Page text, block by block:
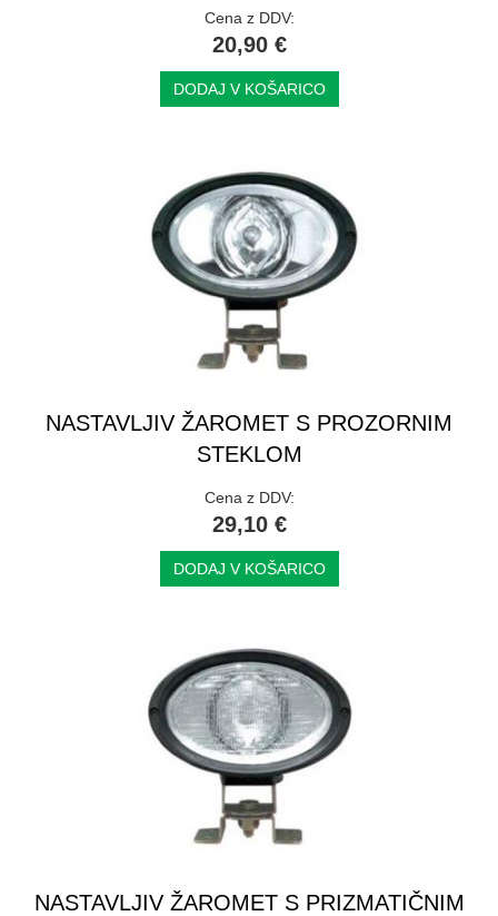
Cena z DDV:
20,90 €
DODAJ V KOŠARICO
NASTAVLJIV ŽAROMET S PROZORNIM
STEKLOM
Cena z DDV:
29,10 €
DODAJ V KOŠARICO
NASTAVLJIV ŽAROMET S PRIZMATIČNIM